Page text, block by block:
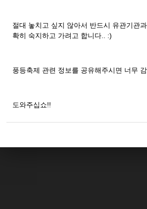
절대 놓치고 싶지 않아서 반드시 유관기관
확히 숙지하고 가려고 합니다.. :)
풍등축제 관련 정보를 공유해주시면 너무
도와주십쇼!!